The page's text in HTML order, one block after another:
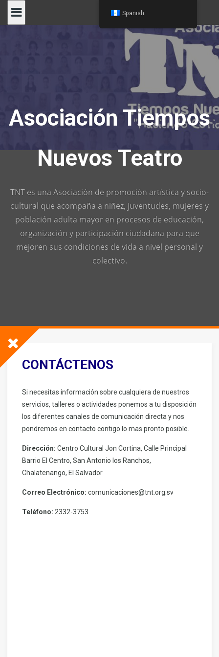
Asociación Tiempos
Nuevos Teatro
TNT es una Asociación de promoción artística y socio-
cultural que acompaña a niñez, juventudes, mujeres y
población adulta mayor en procesos de educación,
organización y participación ciudadana para que
mejoren sus condiciones de vida a nivel personal y
colectivo.
CONTÁCTENOS
Si necesitas información sobre cualquiera de nuestros
servicios, talleres o actividades ponemos a tu disposición
los diferentes canales de comunicación directa y nos
pondremos en contacto contigo lo mas pronto posible.
Dirección: Centro Cultural Jon Cortina, Calle Principal
Barrio El Centro, San Antonio los Ranchos,
Chalatenango, El Salvador
Correo Electrónico: comunicaciones@tnt.org.sv
Teléfono: 2332-3753
Spanish